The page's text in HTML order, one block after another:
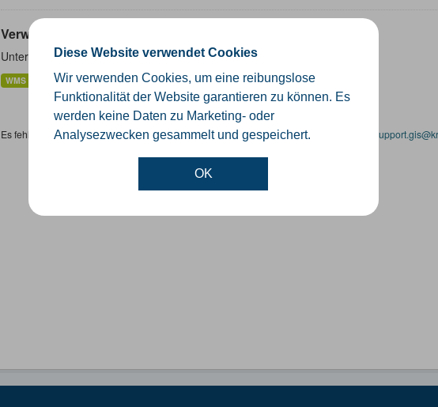
Diese Website verwendet Cookies
Wir verwenden Cookies, um eine reibungslose
Funktionalität der Website garantieren zu können. Es
werden keine Daten zu Marketing- oder
Analysezwecken gesammelt und gespeichert.
OK
Verwaltungsgrenzen
Unterschiedliche Ebenen der Verwaltungsgrenzen im Kreis Gütersloh
WMS SHP GeoJSON KML
Es fehlen spezifische Datensätze? Wenden Sie sich bitte an einen Administrator unter: